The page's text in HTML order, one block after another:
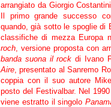
arrangiato da Giorgio
Il primo grande successo
quando, già sotto le spoglie di
classifiche di mezza Europa
roch, versione proposta con
banda suona il rockdi Ivano
Aire, presentato al Sanremo
coppia con il suo autore
posto del Festivalbar. Nel
viene estratto il singolo